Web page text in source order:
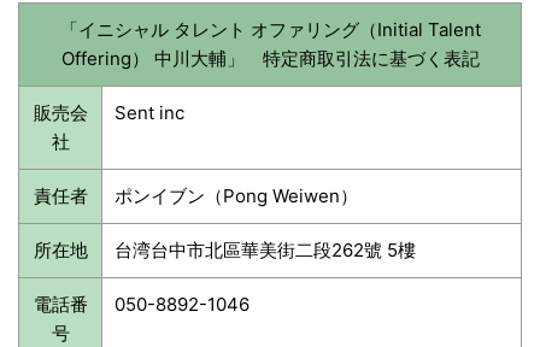
「イニシャル タレント オファリング（Initial Talent
Offering） 中川大輔」 特定商取引法に基づく表記
販売会
社
Sent inc
責任者 ポンイブン（Pong Weiwen）
所在地 台湾台中市北區華美街二段262號 5樓
電話番
号
050-8892-1046